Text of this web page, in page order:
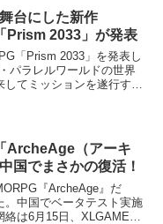
台にした新作
Prism 2033」が発表
「Prism 2033」を発表し
パラレルワールドの世界
てミッションを遂行する
ArcheAge（アーキ
国でまさかの復活！
『ArcheAge』だ
。中国でベータテスト実施
は6月15日、XLGAMES